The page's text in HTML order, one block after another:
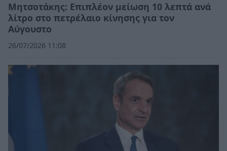
Μητσοτάκης: Επιπλέον μείωση 10 λεπτά ανά
λίτρο στο πετρέλαιο κίνησης για τον
Αύγουστο
26/07/2026 11:08